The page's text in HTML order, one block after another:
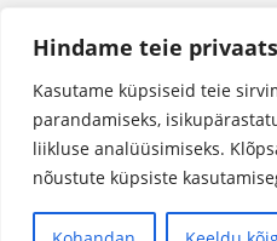
Hindame teie
Kasutame küpsiseid teie
parandamiseks,
liikluse analüüsimiseks.
nõustute küpsiste